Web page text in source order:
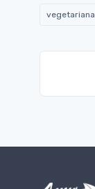
vegetariana